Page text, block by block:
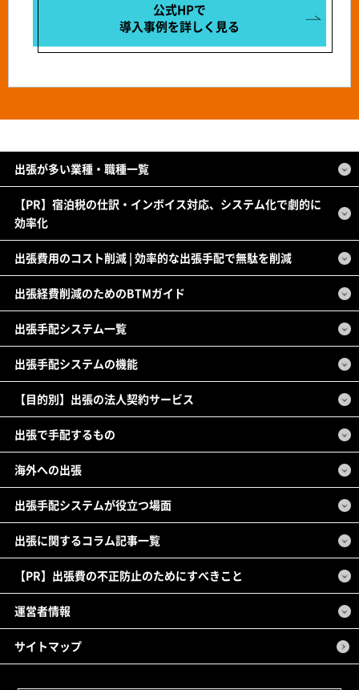
公式HPで
導入事例を詳しく見る
出張が多い業種・職種一覧
【PR】宿泊税の仕訳・インボイス対応、システム化で劇的に
効率化
出張費用のコスト削減 | 効率的な出張手配で無駄を削減
出張経費削減のためのBTMガイド
出張手配システム一覧
出張手配システムの機能
【目的別】出張の法人契約サービス
出張で手配するもの
海外への出張
出張手配システムが役立つ場面
出張に関するコラム記事一覧
【PR】出張費の不正防止のためにすべきこと
運営者情報
サイトマップ